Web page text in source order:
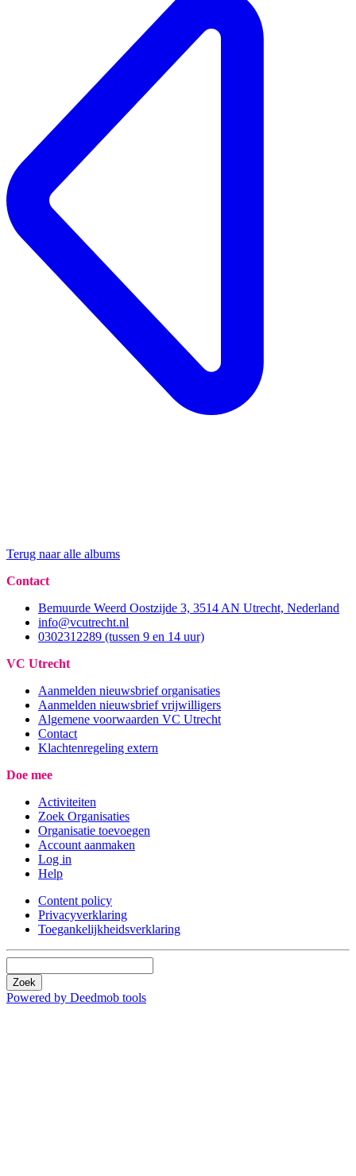
Terug naar alle albums
Contact
Bemuurde Weerd Oostzijde 3, 3514 AN Utrecht, Nederland
info@vcutrecht.nl
0302312289 (tussen 9 en 14 uur)
VC Utrecht
Aanmelden nieuwsbrief organisaties
Aanmelden nieuwsbrief vrijwilligers
Algemene voorwaarden VC Utrecht
Contact
Klachtenregeling extern
Doe mee
Activiteiten
Zoek Organisaties
Organisatie toevoegen
Account aanmaken
Log in
Help
Content policy
Privacyverklaring
Toegankelijkheidsverklaring
Zoek
Powered by Deedmob tools